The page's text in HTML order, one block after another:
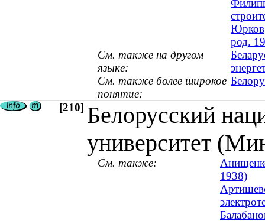
Юрков,
род.
См. также на другом
языке:
См. также более широкое
понятие:
[210] Белорусский
университет
См. также:
1938)